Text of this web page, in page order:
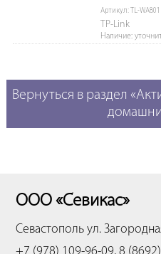
Артикул: TL-
TP-Link
Наличие:
Вернуться в раздел
ООО «Севикас»
Севастополь ул.